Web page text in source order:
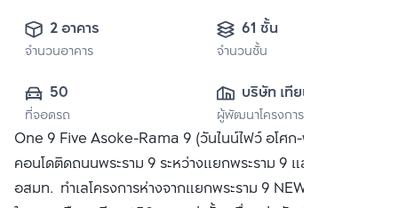
2 อาคาร
จำนวนอาคาร
61 ชั้น
จำนวนชั้น
50
ที่จอดรถ
บริษัท เทียนเฉิน
อินเตอร์เนชั่นแนล
พร็อพเพอร์ตี้ (ไทย
แลนด์) จำกัด
ผู้พัฒนาโครงการ
One 9 Five Asoke-Rama 9 (วันไนน์ไฟว์ อโศก-พระราม 9)
คอนโดติดถนนพระราม 9 ระหว่างแยกพระราม 9 และแยก
อสมท. ทำเลโครงการห่างจากแยกพระราม 9 NEW CBD